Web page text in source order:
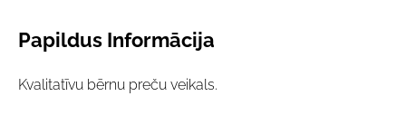
Papildus Informācija
Kvalitatīvu bērnu preču veikals.